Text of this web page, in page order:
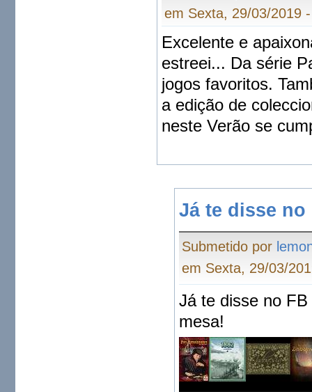
em Sexta, 29/03/2019
Excelente e
estreei... Da série
jogos favoritos.
a edição de
neste Verão se
Já te disse no
Submetido por
em Sexta, 29/03/
Já te disse no
mesa!